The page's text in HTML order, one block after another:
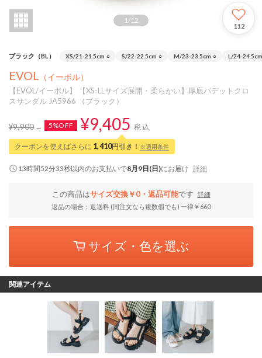
1 /12
112
ブラック（BL） XS/21-21.5cm ○ S/22-22.5cm ○ M/23-23.5cm ○ L/24-24.5cm
EVOL （イーボル）
【EVOL/イーボル】 【XS-LLサイズ展開・柔らかい】厚底パデットクロ
スサンダル JA5966 （ブラック）
¥9,900 5%OFF ¥9,405 税込
クーポンを使えばさらに 1,410円引き！ ※適用条件
13時間52分33秒以内のお支払いで8月9日(日)にお届け 詳細
この商品はサイズ交換￥0・返品可能です
詳細
返品の場合：返送料 (同注文なら複数個でも) 一律￥660
サイズ・色を選ぶ
関連アイテム